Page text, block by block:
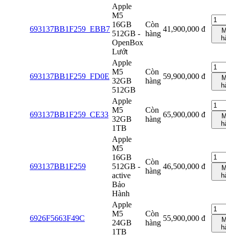
693137BB1F259_EBB7
Apple
M5
16GB
512GB -
OpenBox
Lướt
Còn
hàng
41,900,000 đ
693137BB1F259_FD0E
Apple
M5
32GB
512GB
Còn
hàng
59,900,000 đ
693137BB1F259_CE33
Apple
M5
32GB
1TB
Còn
hàng
65,900,000 đ
693137BB1F259
Apple
M5
16GB
512GB -
active
Bảo
Hành
Còn
hàng
46,500,000 đ
6926F5663F49C
Apple
M5
24GB
1TB
Còn
hàng
55,900,000 đ